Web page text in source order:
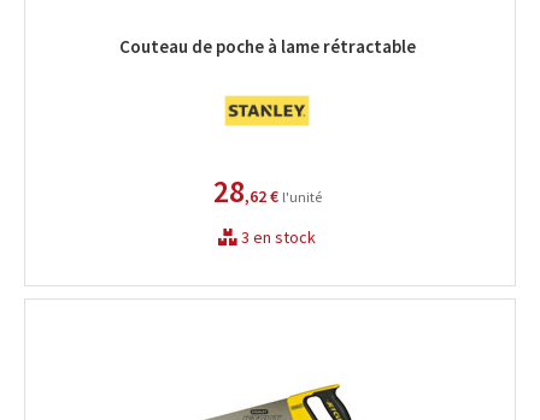
Couteau de poche à lame rétractable
28,62 € l'unité
3 en stock